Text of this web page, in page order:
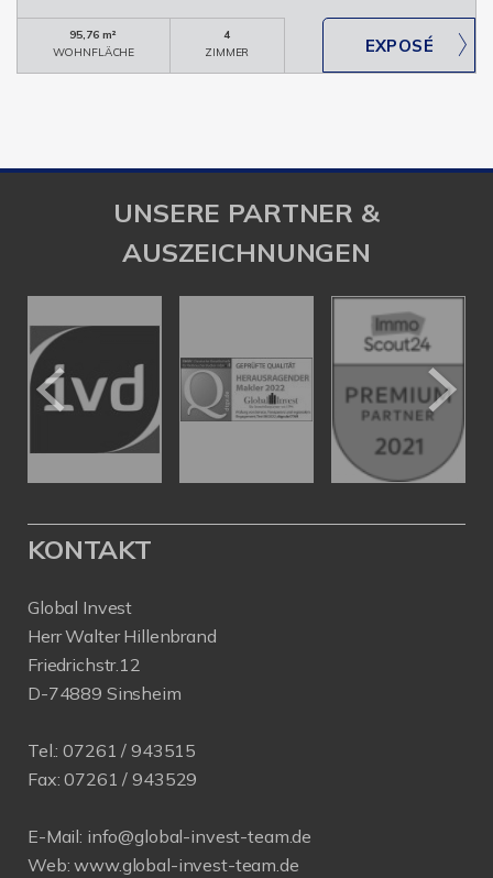
95,76 m²
WOHNFLÄCHE
4
ZIMMER
UNSERE PARTNER &
AUSZEICHNUNGEN
KONTAKT
Global Invest
Herr Walter Hillenbrand
Friedrichstr.12
D-74889 Sinsheim
Tel.:07261 / 943515
Fax: 07261 / 943529
E-Mail: info@global-invest-team.de
Web:www.global-invest-team.de